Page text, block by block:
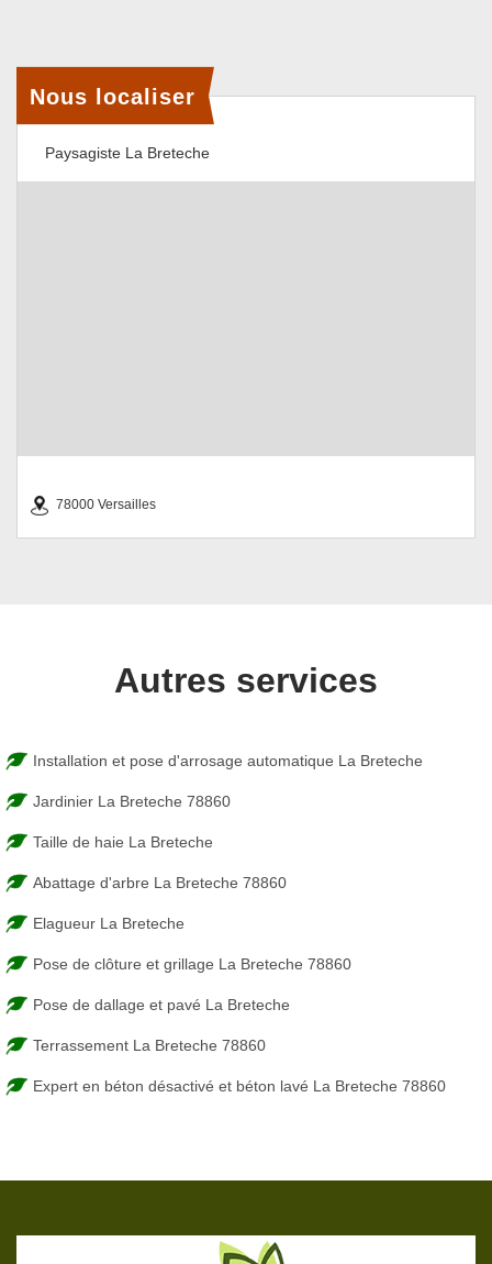
Nous localiser
Paysagiste La Breteche
78000 Versailles
Autres services
Installation et pose d'arrosage automatique La Breteche
Jardinier La Breteche 78860
Taille de haie La Breteche
Abattage d'arbre La Breteche 78860
Elagueur La Breteche
Pose de clôture et grillage La Breteche 78860
Pose de dallage et pavé La Breteche
Terrassement La Breteche 78860
Expert en béton désactivé et béton lavé La Breteche 78860